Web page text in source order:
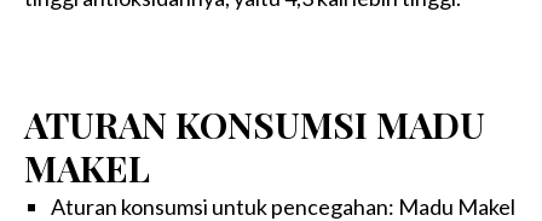
ATURAN KONSUMSI MADU
MAKEL
Aturan konsumsi untuk pencegahan: Madu Makel